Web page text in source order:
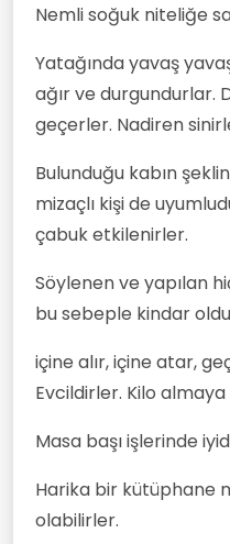
Nemli soğuk niteliğe
Yatağında yavaş
ağır ve durgundurlar.
geçerler. Nadiren
Bulunduğu kabın
mizaçlı kişi de
çabuk etkilenirler.
Söylenen ve yapılan
bu sebeple kindar
içine alır, içine atar,
Evcildirler. Kilo
Masa başı işlerinde
Harika bir kütüphane
olabilirler.